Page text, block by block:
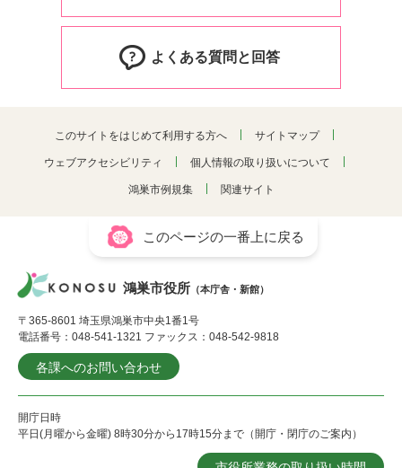
よくある質問と回答
このサイトをはじめて利用する方へ サイトマップ
ウェブアクセシビリティ 個人情報の取り扱いについて
鴻巣市例規集 関連サイト
このページの一番上に戻る
鴻巣市役所 （本庁舎・新館）
〒365-8601 埼玉県鴻巣市中央1番1号
電話番号：048-541-1321 ファックス：048-542-9818
各課へのお問い合わせ
開庁日時
平日(月曜から金曜) 8時30分から17時15分まで（開庁・閉庁のご案内）